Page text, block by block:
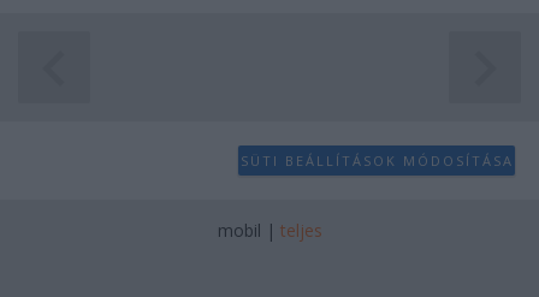
SÜTI BEÁLLÍTÁSOK MÓDOSÍTÁSA
mobil | teljes